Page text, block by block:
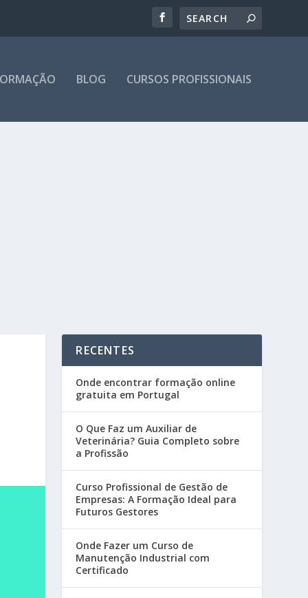
BLOG CURSOS PROFISSIONAIS
RECENTES
Onde encontrar formação online
gratuita em Portugal
O Que Faz um Auxiliar de
Veterinária? Guia Completo sobre
a Profissão
Curso Profissional de Gestão de
Empresas: A Formação Ideal para
Futuros Gestores
Onde Fazer um Curso de
Manutenção Industrial com
Certificado